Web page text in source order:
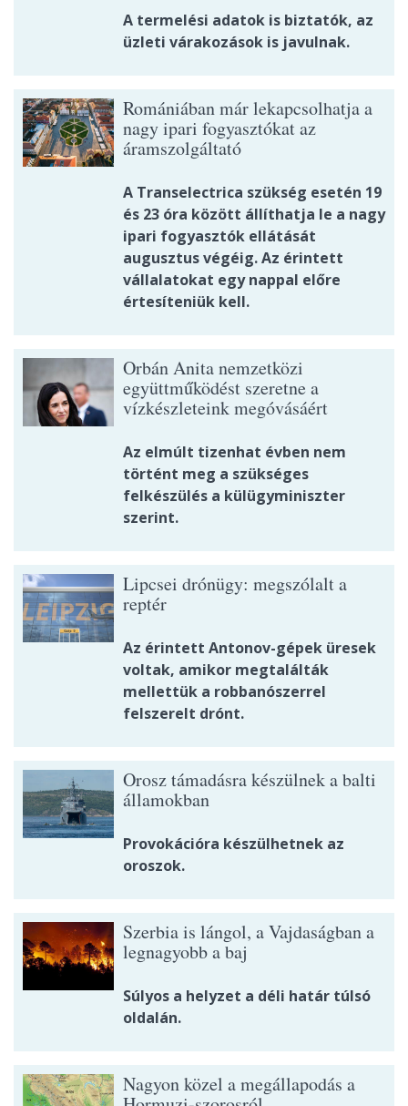
A termelési adatok is biztatók, az
üzleti várakozások is javulnak.
Romániában már lekapcsolhatja a
nagy ipari fogyasztókat az
áramszolgáltató
A Transelectrica szükség esetén 19
és 23 óra között állíthatja le a nagy
ipari fogyasztók ellátását
augusztus végéig. Az érintett
vállalatokat egy nappal előre
értesíteniük kell.
Orbán Anita nemzetközi
együttműködést szeretne a
vízkészleteink megóvásáért
Az elmúlt tizenhat évben nem
történt meg a szükséges
felkészülés a külügyminiszter
szerint.
Lipcsei drónügy: megszólalt a
reptér
Az érintett Antonov-gépek üresek
voltak, amikor megtalálták
mellettük a robbanószerrel
felszerelt drónt.
Orosz támadásra készülnek a balti
államokban
Provokációra készülhetnek az
oroszok.
Szerbia is lángol, a Vajdaságban a
legnagyobb a baj
Súlyos a helyzet a déli határ túlsó
oldalán.
Nagyon közel a megállapodás a